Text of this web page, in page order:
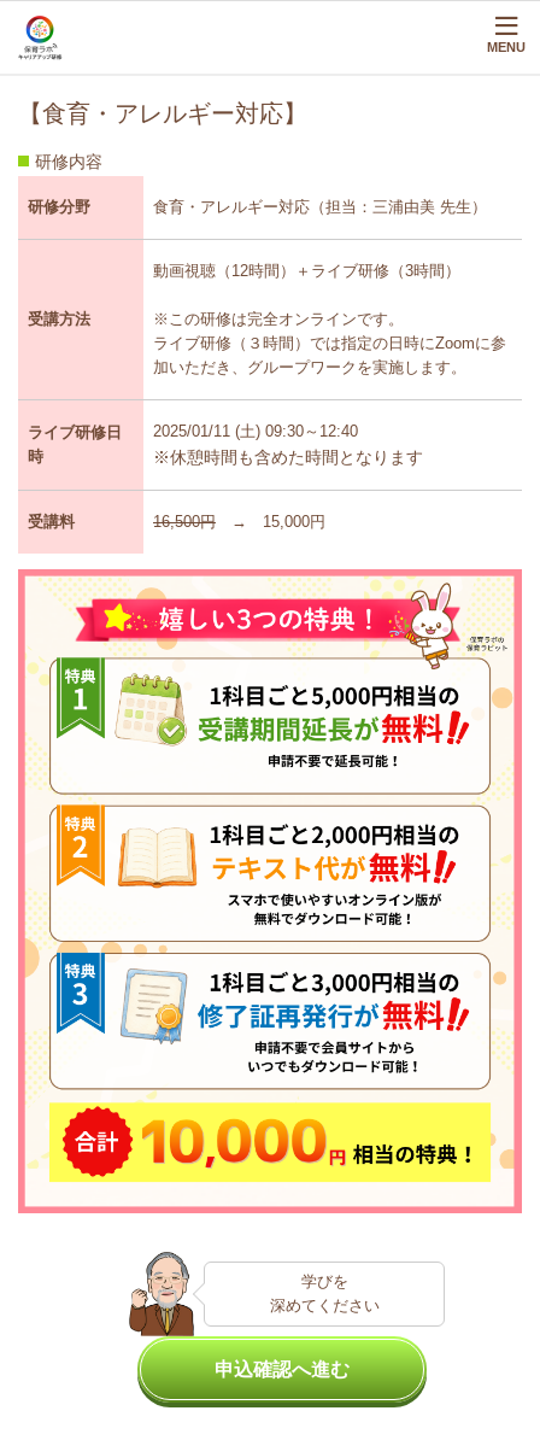
MENU
【食育・アレルギー対応】
研修内容
研修分野 食育・アレルギー対応（担当：三浦由美 先生）
受講方法
動画視聴（12時間）＋ライブ研修（3時間）
※この研修は完全オンラインです。
ライブ研修（３時間）では指定の日時にZoomに参
加いただき、グループワークを実施します。
ライブ研修日
時
2025/01/11 (土) 09:30～12:40
※休憩時間も含めた時間となります
受講料 16,500円 → 15,000円
学びを
深めてください
申込確認へ進む